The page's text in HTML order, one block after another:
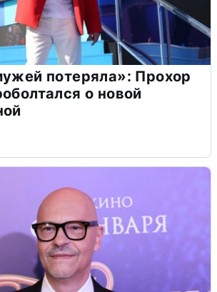
потеряла»: Прохор
о новой